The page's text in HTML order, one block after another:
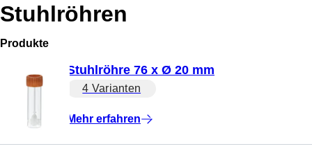
Stuhlröhren
Produkte
Stuhlröhre 76 x Ø 20 mm
4 Varianten
Mehr erfahren